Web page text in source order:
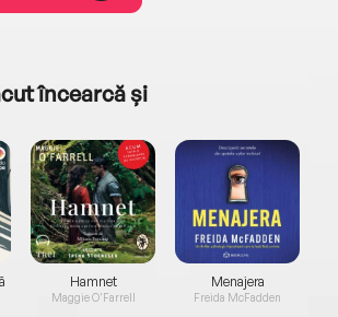
încearcă și
Hamnet
Maggie O'Farrell
Menajera
Freida McFadden